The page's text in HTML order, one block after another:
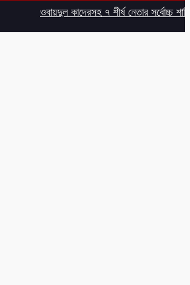
ওবায়দুল কাদেরসহ ৭ শীর্ষ নেতার সর্বোচ্চ শাস্তির